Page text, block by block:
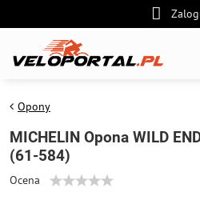
Opony
MICHELIN Opona WILD
(61-584)
Ocena